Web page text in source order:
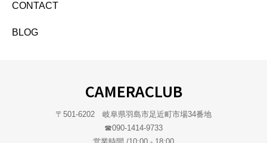
CONTACT
BLOG
CAMERACLUB
〒501-6202 岐阜県羽島市足近町市場34番地
☎︎090-1414-9733